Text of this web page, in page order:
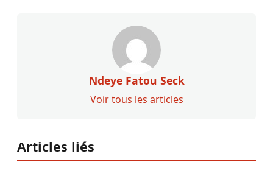
Ndeye Fatou Seck
Voir tous les articles
Articles liés